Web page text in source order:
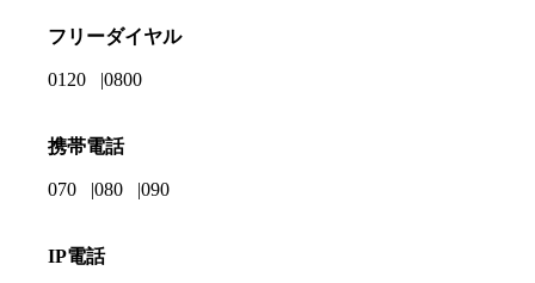
フリーダイヤル
0120 0800
携帯電話
070 080 090
IP電話